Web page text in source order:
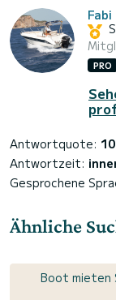
Fabi
PRO
Antwortquote:
Antwortzeit:
Gesprochene
Ähnliche
Boot mieten